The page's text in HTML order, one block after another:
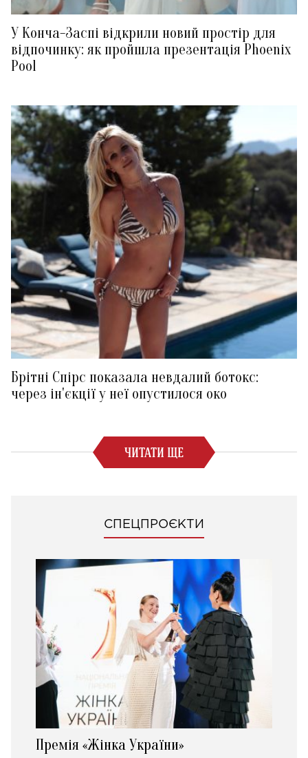
У Конча-Заспі відкрили новий простір для
відпочинку: як пройшла презентація Phoenix
Pool
Брітні Спірс показала невдалий ботокс:
через ін'єкції у неї опустилося око
ЧИТАТИ ЩЕ
СПЕЦПРОЄКТИ
Премія «Жінка України»